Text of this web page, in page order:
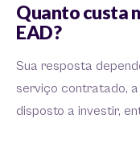
Quanto custa
EAD?
Sua resposta
serviço contratado,
disposto a investir,